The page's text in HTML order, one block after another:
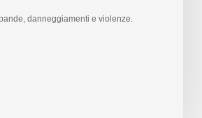
danneggiamenti e violenze.